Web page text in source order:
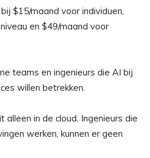
$15/maand voor individuen,
en $49/maand voor
teams en ingenieurs die AI bij
willen betrekken.
alleen in de cloud. Ingenieurs die
werken, kunnen er geen